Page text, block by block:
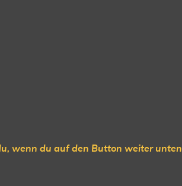
wenn du auf den Button weiter unten